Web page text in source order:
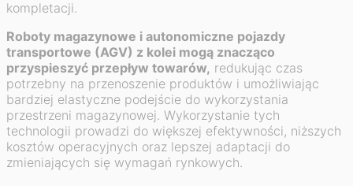
kompletacji.
Roboty magazynowe i autonomiczne pojazdy
transportowe (AGV) z kolei mogą znacząco
przyspieszyć przepływ towarów, redukując czas
potrzebny na przenoszenie produktów i umożliwiając
bardziej elastyczne podejście do wykorzystania
przestrzeni magazynowej. Wykorzystanie tych
technologii prowadzi do większej efektywności, niższych
kosztów operacyjnych oraz lepszej adaptacji do
zmieniających się wymagań rynkowych.